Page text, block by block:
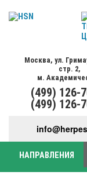
Москва, ул.
стр. 2,
м.
(499) 126-
(499) 126-
НАПРАВЛЕНИЯ